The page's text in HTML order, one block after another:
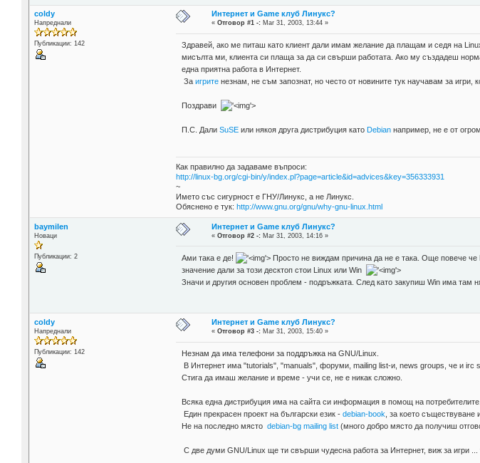
coldy
Напреднали
Публикации: 142
Интернет и Game клуб Линукс?
«Отговор #1 -: Mar 31, 2003, 13:44 »
Здравей, ако ме питаш като клиент дали имам желание да плащам и седя на
мисълта ми, клиента си плаща за да си свърши работата. Ако му създадеш
една приятна работа в Интернет.
Заигрите незнам, не съм запознат, но често от новините тук научавам за игри,
Поздрави '>
П.С. ДалиSuSE или някоя друга дистрибуция като Debian например, не е от
Как правилно да задаваме въпроси:
http://linux-bg.org/cgi-bin/y/index.pl?page=article&id=advices&key=356333931
~
Името със сигурност е ГНУ/Линукс, а не Линукс.
Обяснено е тук:http://www.gnu.org/gnu/why-gnu-linux.html
baymilen
Новаци
Публикации: 2
Интернет и Game клуб Линукс?
«Отговор #2 -: Mar 31, 2003, 14:16 »
Ами така е де! '> Просто не виждам причина да не е така. Още повече
значение дали за този десктоп стои Linux или Win
'>
Значи и другия основен проблем - подръжката. След като закупиш Win има там
coldy
Напреднали
Публикации: 142
Интернет и Game клуб Линукс?
«Отговор #3 -: Mar 31, 2003, 15:40 »
Незнам да има телефони за поддръжка на GNU/Linux.
В Интернет има "tutorials", "manuals", форуми, mailing list-и, news groups, че и irc
Стига да имаш желание и време - учи се, не е никак сложно.
Всяка една дистрибуция има на сайта си информация в помощ на потребителите.
Един прекрасен проект на български език -debian-book , за което съществуване
Не на последно мястоdebian-bg mailing list (много добро място да получиш
С две думи GNU/Linux ще ти свърши чудесна работа за Интернет, виж за игри